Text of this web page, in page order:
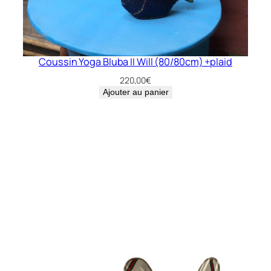
Coussin Yoga Bluba II Will (80/80cm) +plaid
220,00€
Ajouter au panier